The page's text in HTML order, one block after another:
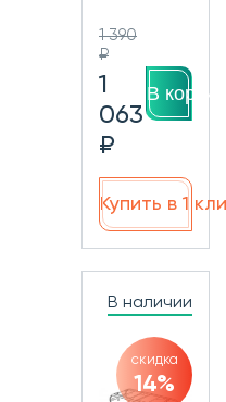
1 390
₽
1
063
₽
В
Купить в 1
В наличии
скидка
14%